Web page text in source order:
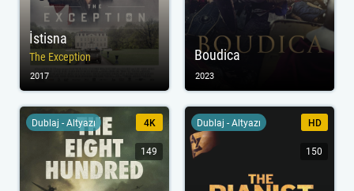
İstisna
The Exception
2017
Boudica
2023
Dublaj - Altyazı 4K
149
Dublaj - Altyazı HD
150